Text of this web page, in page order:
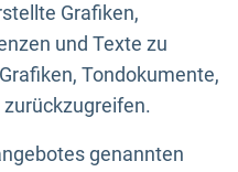
Grafiken,
und Texte zu
Tondokumente,
genannten